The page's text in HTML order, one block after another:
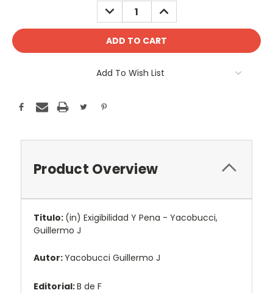
DECREASE
QUANTITY:
INCREASE
QUANTITY:
Add To Wish List
Product Overview
Titulo: (in) Exigibilidad Y Pena - Yacobucci,
Guillermo J
Autor:Yacobucci Guillermo J
Editorial:B de F